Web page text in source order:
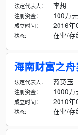
法定代表人： 李想
注册资金： 100万元
成立时间： 2016年
状态: 在业/存
海南财富之
法定代表人： 蓝英玉
注册资金： 1000万
成立时间： 2010年
状态: 在业/存